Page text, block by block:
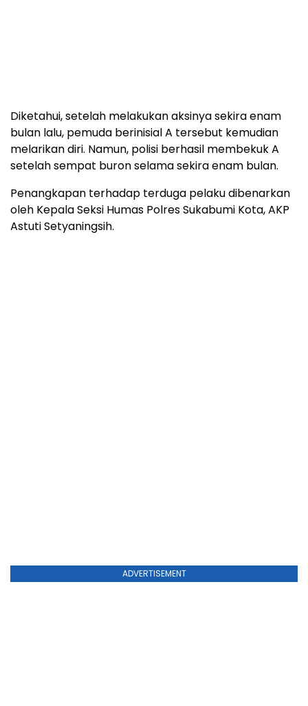
Diketahui, setelah melakukan aksinya sekira enam
bulan lalu, pemuda berinisial A tersebut kemudian
melarikan diri. Namun, polisi berhasil membekuk A
setelah sempat buron selama sekira enam bulan.
Penangkapan terhadap terduga pelaku dibenarkan
oleh Kepala Seksi Humas Polres Sukabumi Kota, AKP
Astuti Setyaningsih.
ADVERTISEMENT